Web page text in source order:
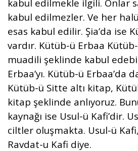
kabul edilmekle ilgili. Onlar
kabul edilmezler. Ve her
esas kabul edilir. Şia’da ise
vardır. Kütüb-ü Erbaa
muadili şeklinde kabul
Erbaa’yı. Kütüb-ü Erbaa’da
Kütüb-ü Sitte altı kitap,
kitap şeklinde anlıyoruz.
kaynağı ise Usul-ü Kafi’dir.
ciltler oluşmakta. Usul-ü
Ravdat-u Kafi diye.